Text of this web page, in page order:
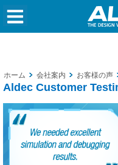
ホーム 会社案内 お客様の声
Aldec Customer